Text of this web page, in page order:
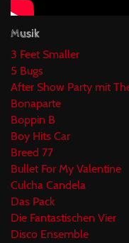
Musik
3 Feet Smaller
5 Bugs
After Show Party mit
Bonaparte
Boppin B
Boy Hits Car
Breed 77
Bullet For My Valentine
Culcha Candela
Das Pack
Die Fantastischen Vier
Disco Ensemble